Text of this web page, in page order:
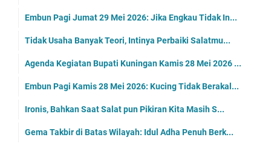
Embun Pagi Jumat 29 Mei 2026: Jika Engkau Tidak In...
Tidak Usaha Banyak Teori, Intinya Perbaiki Salatmu...
Agenda Kegiatan Bupati Kuningan Kamis 28 Mei 2026 ...
Embun Pagi Kamis 28 Mei 2026: Kucing Tidak Berakal...
Ironis, Bahkan Saat Salat pun Pikiran Kita Masih S...
Gema Takbir di Batas Wilayah: Idul Adha Penuh Berk...